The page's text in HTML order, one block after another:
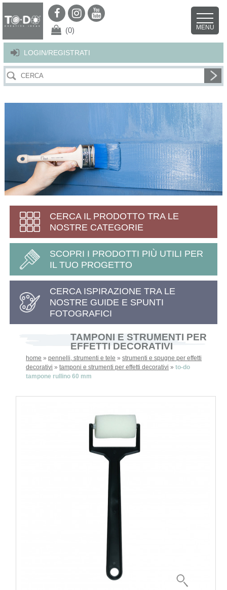
Per offrirti il miglior servizio possibile questo sito utilizza i cookies.
Continuando la navigazione nel sito autorizzi l’uso dei cookies. Per ulteriori
LOGIN/REGISTRATI
(0) MENU
CERCA IL PRODOTTO TRA LE
NOSTRE CATEGORIE
SCOPRI I PRODOTTI PIÙ UTILI PER
IL TUO PROGETTO
CERCA ISPIRAZIONE TRA LE
NOSTRE GUIDE E SPUNTI
FOTOGRAFICI
TAMPONI E STRUMENTI PER
EFFETTI DECORATIVI
home »pennelli, strumenti e tele »strumenti e spugne per effetti
decorativi »tamponi e strumenti per effetti decorativi »to-do
tampone rullino 60 mm